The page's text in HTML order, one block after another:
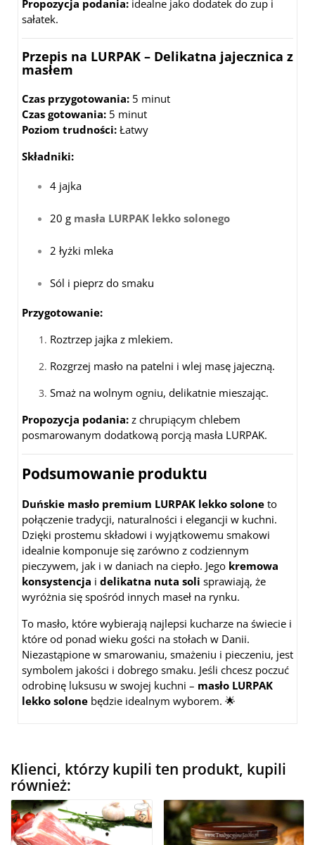
Propozycja podania: idealne jako dodatek do zup i
sałatek.
Przepis na LURPAK – Delikatna jajecznica z
masłem
Czas przygotowania: 5 minut
Czas gotowania: 5 minut
Poziom trudności: Łatwy
Składniki:
4 jajka
20 g masła LURPAK lekko solonego
2 łyżki mleka
Sól i pieprz do smaku
Przygotowanie:
Roztrzep jajka z mlekiem.
Rozgrzej masło na patelni i wlej masę jajeczną.
Smaż na wolnym ogniu, delikatnie mieszając.
Propozycja podania: z chrupiącym chlebem
posmarowanym dodatkową porcją masła LURPAK.
Podsumowanie produktu
Duńskie masło premium LURPAK lekko solone to
połączenie tradycji, naturalności i elegancji w kuchni.
Dzięki prostemu składowi i wyjątkowemu smakowi
idealnie komponuje się zarówno z codziennym
pieczywem, jak i w daniach na ciepło. Jego kremowa
konsystencja i delikatna nuta soli sprawiają, że
wyróżnia się spośród innych maseł na rynku.
To masło, które wybierają najlepsi kucharze na świecie i
które od ponad wieku gości na stołach w Danii.
Niezastąpione w smarowaniu, smażeniu i pieczeniu, jest
symbolem jakości i dobrego smaku. Jeśli chcesz poczuć
odrobinę luksusu w swojej kuchni – masło LURPAK
lekko solone będzie idealnym wyborem. 🌟
Klienci, którzy kupili ten produkt, kupili
również: